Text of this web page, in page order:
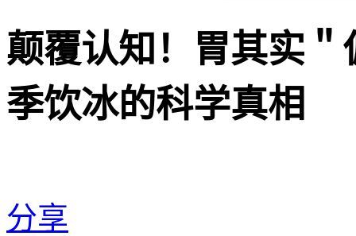
颠覆认知！胃其实
季饮冰的科学真相
分享